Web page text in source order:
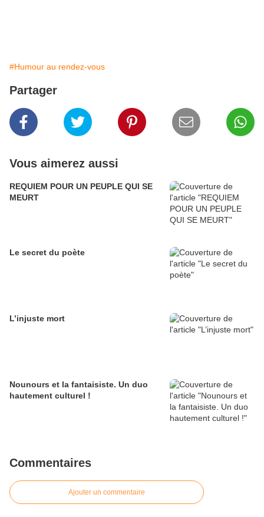
#Humour au rendez-vous
Partager
Vous aimerez aussi
REQUIEM POUR UN PEUPLE QUI SE
MEURT
Le secret du poète
L’injuste mort
Nounours et la fantaisiste. Un duo
hautement culturel !
Commentaires
Ajouter un commentaire